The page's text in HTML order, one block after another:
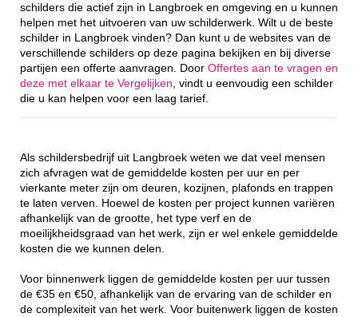
schilders die actief zijn in Langbroek en omgeving en u kunnen
helpen met het uitvoeren van uw schilderwerk. Wilt u de beste
schilder in Langbroek vinden? Dan kunt u de websites van de
verschillende schilders op deze pagina bekijken en bij diverse
partijen een offerte aanvragen. Door Offertes aan te vragen en
deze met elkaar te Vergelijken , vindt u eenvoudig een schilder
die u kan helpen voor een laag tarief.
Als schildersbedrijf uit Langbroek weten we dat veel mensen
zich afvragen wat de gemiddelde kosten per uur en per
vierkante meter zijn om deuren, kozijnen, plafonds en trappen
te laten verven. Hoewel de kosten per project kunnen variëren
afhankelijk van de grootte, het type verf en de
moeilijkheidsgraad van het werk, zijn er wel enkele gemiddelde
kosten die we kunnen delen.
Voor binnenwerk liggen de gemiddelde kosten per uur tussen
de €35 en €50, afhankelijk van de ervaring van de schilder en
de complexiteit van het werk. Voor buitenwerk liggen de kosten